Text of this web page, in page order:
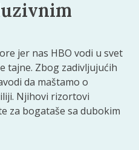
jer nas HBO vodi u svet
tajne. Zbog zadivljujućih
da maštamo o
Njihovi rizortovi
za bogataše sa dubokim